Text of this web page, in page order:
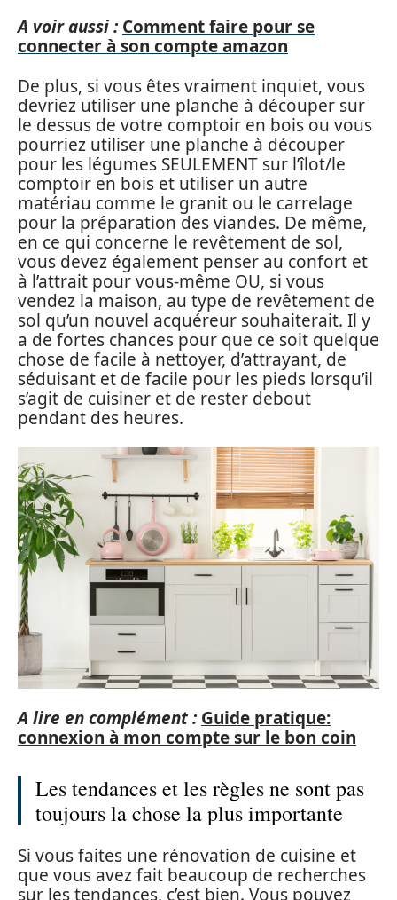
A voir aussi : Comment faire pour se
connecter à son compte amazon
De plus, si vous êtes vraiment inquiet, vous
devriez utiliser une planche à découper sur
le dessus de votre comptoir en bois ou vous
pourriez utiliser une planche à découper
pour les légumes SEULEMENT sur l’îlot/le
comptoir en bois et utiliser un autre
matériau comme le granit ou le carrelage
pour la préparation des viandes. De même,
en ce qui concerne le revêtement de sol,
vous devez également penser au confort et
à l’attrait pour vous-même OU, si vous
vendez la maison, au type de revêtement de
sol qu’un nouvel acquéreur souhaiterait. Il y
a de fortes chances pour que ce soit quelque
chose de facile à nettoyer, d’attrayant, de
séduisant et de facile pour les pieds lorsqu’il
s’agit de cuisiner et de rester debout
pendant des heures.
A lire en complément : Guide pratique:
connexion à mon compte sur le bon coin
Les tendances et les règles ne sont pas
toujours la chose la plus importante
Si vous faites une rénovation de cuisine et
que vous avez fait beaucoup de recherches
sur les tendances, c’est bien. Vous pouvez